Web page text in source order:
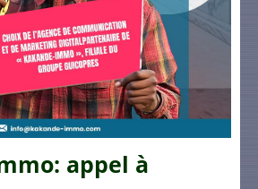
appel à